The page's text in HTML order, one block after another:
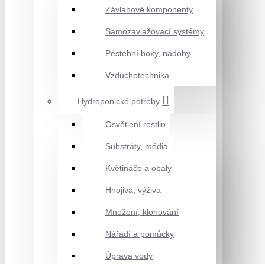
Závlahové komponenty
Samozavlažovací systémy
Pěstební boxy, nádoby
Vzduchotechnika
Hydroponické potřeby
Osvětlení rostlin
Substráty, média
Květináče a obaly
Hnojiva, výživa
Množení, klonování
Nářadí a pomůcky
Úprava vody